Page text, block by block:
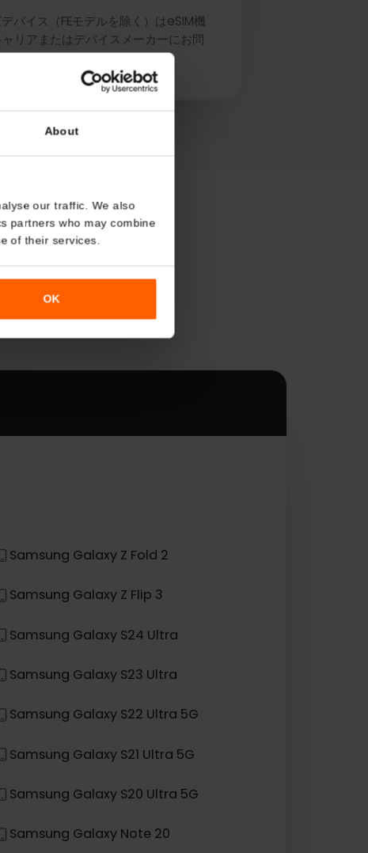
About
to analyse our traffic. We also
partners who may combine
use of their services.
4、Z Flip 5、Z Flip 4、A54 5Gバリ
。Galaxy A54 5GデバイスがeSIM対応
、キャリアまたはデバイスメーカーにお問
。
Samsung Galaxy Z Fold 2
Samsung Galaxy Z Flip 3
Samsung Galaxy S24 Ultra
Samsung Galaxy S23 Ultra
Samsung Galaxy S22 Ultra 5G